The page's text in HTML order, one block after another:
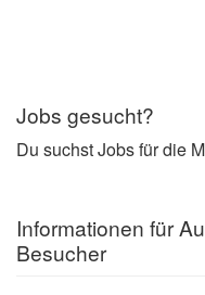
Jobs gesucht?
Du suchst Jobs für die
Informationen für
Besucher